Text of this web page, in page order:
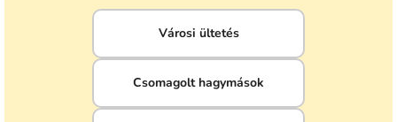
Városi ültetés
Csomagolt hagymások